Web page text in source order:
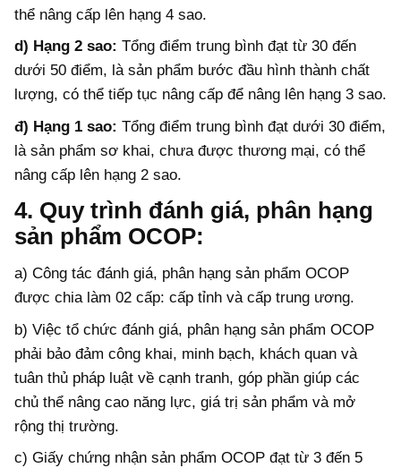
thể nâng cấp lên hạng 4 sao.
d) Hạng 2 sao: Tổng điểm trung bình đạt từ 30 đến
dưới 50 điểm, là sản phẩm bước đầu hình thành chất
lượng, có thể tiếp tục nâng cấp để nâng lên hạng 3 sao.
đ) Hạng 1 sao: Tổng điểm trung bình đạt dưới 30 điểm,
là sản phẩm sơ khai, chưa được thương mại, có thể
nâng cấp lên hạng 2 sao.
4. Quy trình đánh giá, phân hạng
sản phẩm OCOP:
a) Công tác đánh giá, phân hạng sản phẩm OCOP
được chia làm 02 cấp: cấp tỉnh và cấp trung ương.
b) Việc tổ chức đánh giá, phân hạng sản phẩm OCOP
phải bảo đảm công khai, minh bạch, khách quan và
tuân thủ pháp luật về cạnh tranh, góp phần giúp các
chủ thể nâng cao năng lực, giá trị sản phẩm và mở
rộng thị trường.
c) Giấy chứng nhận sản phẩm OCOP đạt từ 3 đến 5